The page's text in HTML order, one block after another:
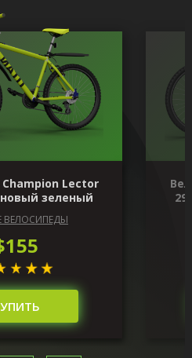
Lector
зеленый
ВЕЛОСИПЕДЫ